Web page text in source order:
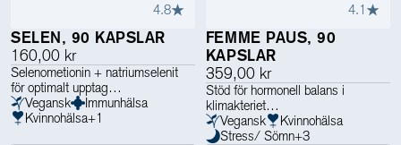
4.8
SELEN, 90 KAPSLAR
160,00 kr
Selenometionin + natriumselenit
för optimalt upptag
Vegansk
Immunhälsa
Kvinnohälsa+1
4.1
FEMME PAUS, 90
KAPSLAR
359,00 kr
Stöd för hormonell balans i
klimakteriet
Vegansk
Kvinnohälsa
Stress/ Sömn+3